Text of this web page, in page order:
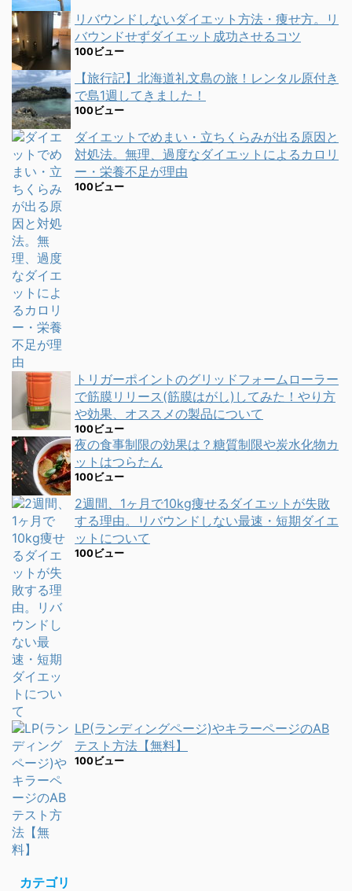
リバウンドしないダイエット方法・痩せ方。リ
バウンドせずダイエット成功させるコツ
100ビュー
【旅行記】北海道礼文島の旅！レンタル原付き
で島1週してきました！
100ビュー
ダイエットでめまい・立ちくらみが出る原因と
対処法。無理、過度なダイエットによるカロリ
ー・栄養不足が理由
100ビュー
トリガーポイントのグリッドフォームローラー
で筋膜リリース(筋膜はがし)してみた！やり方
や効果、オススメの製品について
100ビュー
夜の食事制限の効果は？糖質制限や炭水化物カ
ットはつらたん
100ビュー
2週間、1ヶ月で10kg痩せるダイエットが失敗
する理由。リバウンドしない最速・短期ダイエ
ットについて
100ビュー
LP(ランディングページ)やキラーページのAB
テスト方法【無料】
100ビュー
カテゴリ